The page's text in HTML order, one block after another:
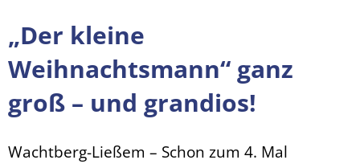
„Der kleine
Weihnachtsmann“ ganz
groß – und grandios!
Wachtberg-Ließem – Schon zum 4. Mal